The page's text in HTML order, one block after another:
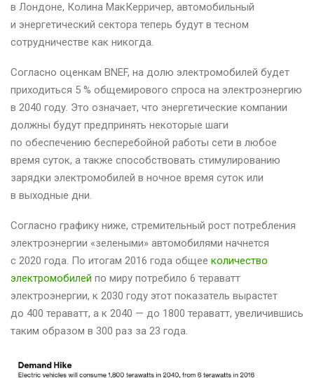
в Лондоне, Колина МакКерричер, автомобильный
и энергетический сектора теперь будут в тесном
сотрудничестве как никогда.
Согласно оценкам BNEF, на долю электромобилей будет
приходиться 5 % общемирового спроса на электроэнергию
в 2040 году. Это означает, что энергетические компании
должны будут предпринять некоторые шаги
по обеспечению бесперебойной работы сети в любое
время суток, а также способствовать стимулированию
зарядки электромобилей в ночное время суток или
в выходные дни.
Согласно графику ниже, стремительный рост потребления
электроэнергии «зелеными» автомобилями начнется
с 2020 года. По итогам 2016 года общее количество
электромобилей по миру потребило 6 тераватт
электроэнергии, к 2030 году этот показатель вырастет
до 400 тераватт, а к 2040 — до 1800 тераватт, увеличившись
таким образом в 300 раз за 23 года.